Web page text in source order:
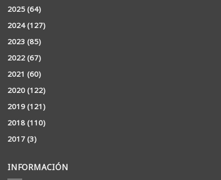
2025(64)
2024(127)
2023(85)
2022(67)
2021 (60)
2020(122)
2019(121)
2018(110)
2017(3)
INFORMACIÓN